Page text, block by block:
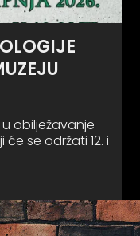
u obilježavanje
se održati 12. i